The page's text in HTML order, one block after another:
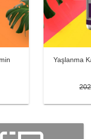
Yaşlanma